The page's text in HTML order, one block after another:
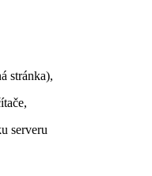
stránka),
serveru